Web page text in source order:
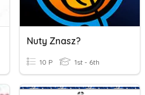
Nuty Znasz?
10 P 1st - 6th